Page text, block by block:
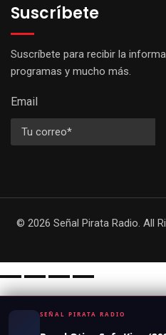
Suscríbete
Suscríbete para recibir la
programas y mucho más.
Email
© 2026 Señal Pirata Radio. All
SEÑAL PIRATA RADIO